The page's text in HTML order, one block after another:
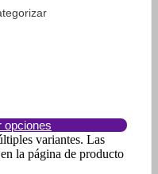
opciones
variantes. Las
la página de producto